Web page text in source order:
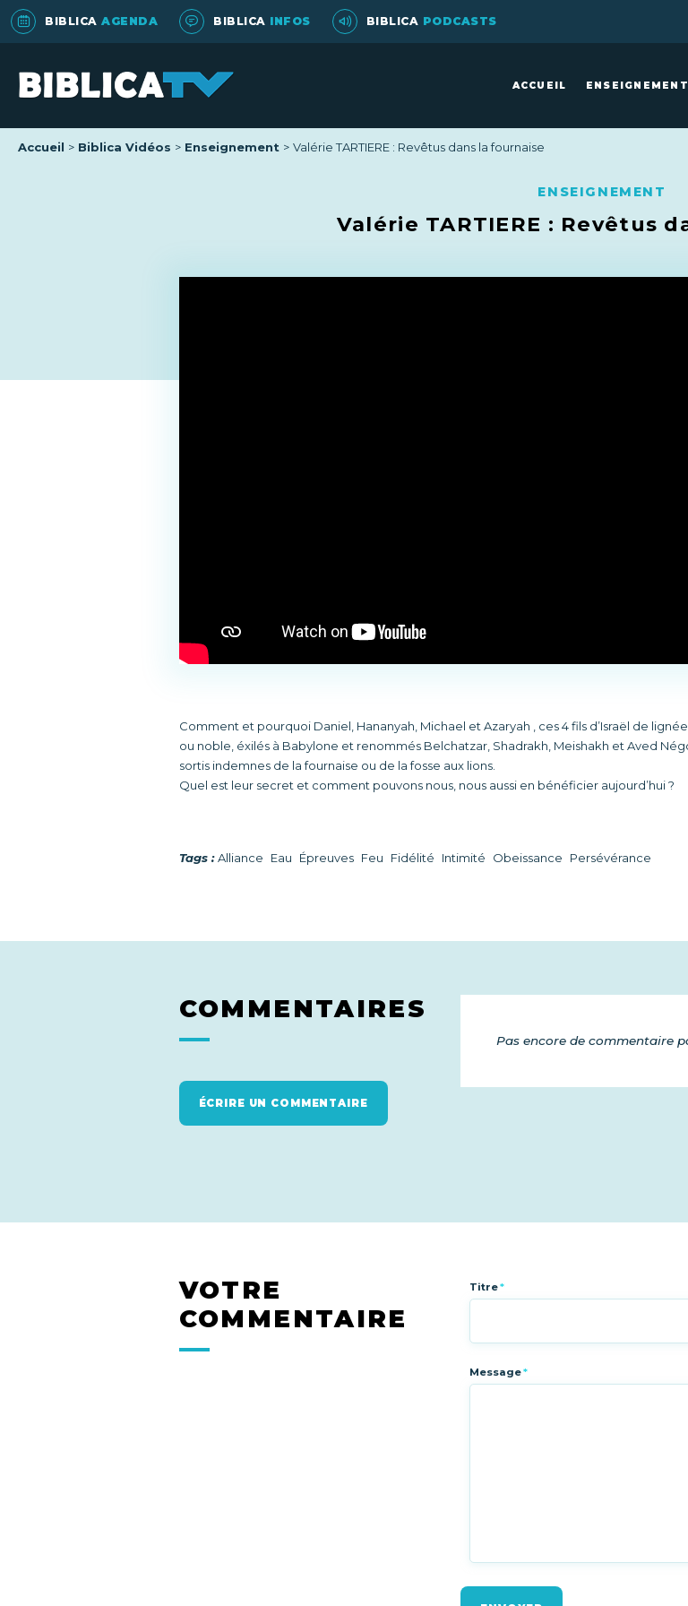
BIBLICA AGENDA BIBLICA INFOS BIBLICA PODCASTS
ACCUEIL ENSEIGNEMENT
Accueil Biblica Vidéos Enseignement Valérie TARTIERE : Revêtus dans la fournaise
ENSEIGNEMENT
Valérie TARTIERE : Revêtus
Comment et pourquoi Daniel, Hananyah, Michael et Azaryah , ces 4 fils d’Israël de
ou noble, éxilés à Babylone et renommés Belchatzar, Shadrakh, Meishakh et Aved
sortis indemnes de la fournaise ou de la fosse aux lions.
Quel est leur secret et comment pouvons nous, nous aussi en bénéficier aujourd’hui ?
Tags : Alliance Eau Épreuves Feu Fidélité Intimité Obeissance Persévérance
COMMENTAIRES
ÉCRIRE UN COMMENTAIRE
Pas encore de commentaire
VOTRE
COMMENTAIRE
Titre*
Message*